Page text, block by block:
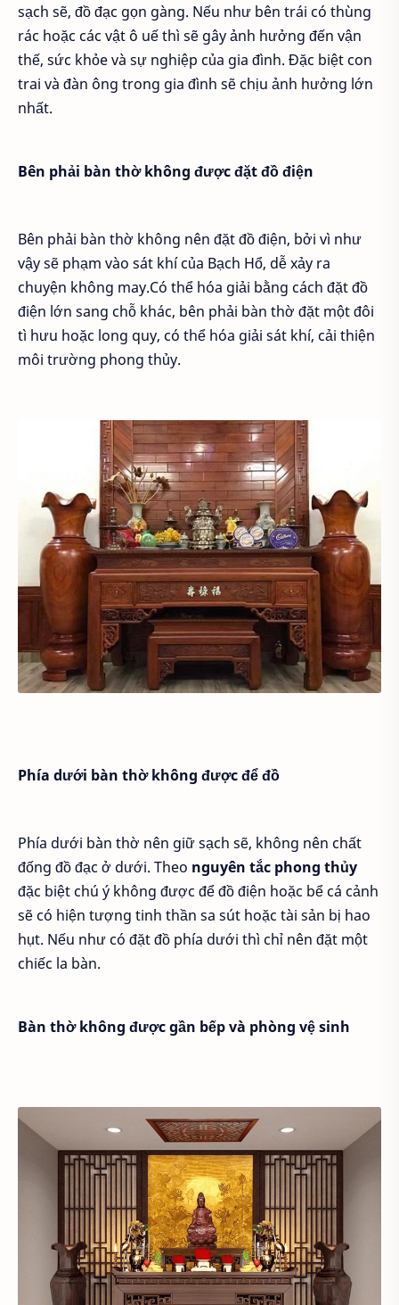
sạch sẽ, đồ đạc gọn gàng. Nếu như bên trái có thùng
rác hoặc các vật ô uế thì sẽ gây ảnh hưởng đến vận
thế, sức khỏe và sự nghiệp của gia đình. Đặc biệt con
trai và đàn ông trong gia đình sẽ chịu ảnh hưởng lớn
nhất.
Bên phải bàn thờ không được đặt đồ điện
Bên phải bàn thờ không nên đặt đồ điện, bởi vì như
vậy sẽ phạm vào sát khí của Bạch Hổ, dễ xảy ra
chuyện không may.Có thể hóa giải bằng cách đặt đồ
điện lớn sang chỗ khác, bên phải bàn thờ đặt một đôi
tì hưu hoặc long quy, có thể hóa giải sát khí, cải thiện
môi trường phong thủy.
Phía dưới bàn thờ không được để đồ
Phía dưới bàn thờ nên giữ sạch sẽ, không nên chất
đống đồ đạc ở dưới. Theo nguyên tắc phong thủy
đặc biệt chú ý không được để đồ điện hoặc bể cá cảnh
sẽ có hiện tượng tinh thần sa sút hoặc tài sản bị hao
hụt. Nếu như có đặt đồ phía dưới thì chỉ nên đặt một
chiếc la bàn.
Bàn thờ không được gần bếp và phòng vệ sinh